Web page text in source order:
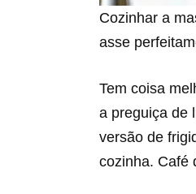
Cozinhar a
asse
Tem coisa
a preguiça de
versão de
cozinha. Café